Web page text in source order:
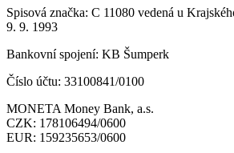
Spisová značka: C 11080 vedená u
9. 9. 1993
Bankovní spojení: KB Šumperk
Číslo účtu: 33100841/0100
MONETA Money Bank, a.s.
CZK: 178106494/0600
EUR: 159235653/0600